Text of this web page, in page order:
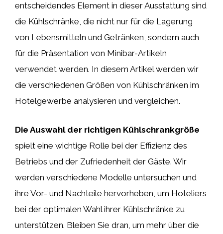
entscheidendes Element in dieser Ausstattung sind
die Kühlschränke, die nicht nur für die Lagerung
von Lebensmitteln und Getränken, sondern auch
für die Präsentation von Minibar-Artikeln
verwendet werden. In diesem Artikel werden wir
die verschiedenen Größen von Kühlschränken im
Hotelgewerbe analysieren und vergleichen.
Die Auswahl der richtigen Kühlschrankgröße
spielt eine wichtige Rolle bei der Effizienz des
Betriebs und der Zufriedenheit der Gäste. Wir
werden verschiedene Modelle untersuchen und
ihre Vor- und Nachteile hervorheben, um Hoteliers
bei der optimalen Wahl ihrer Kühlschränke zu
unterstützen. Bleiben Sie dran, um mehr über die